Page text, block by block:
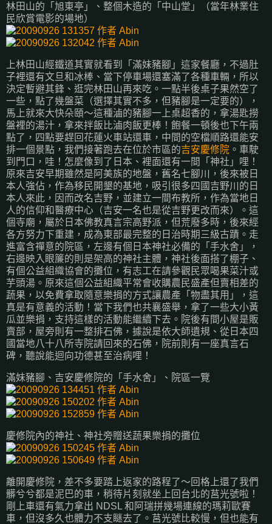
林田山的「旭東亭」、整個木造的「中山堂」（當年林業住
民欣賞電影的場地）
上林田山經鐵道其實就看到「滿妹豬腳」這家餐廳，不過肚
子裡還有文旦和冰棒、當下停車場還塞滿了各種車輛，所以
決定暫避其鋒、逛完林田山再來吃。一點半後桌子果然空了
一些，點了幾盤菜（選擇其實不多，但豬腳是一定要的），
馬上就來大快朵頤～這種滷的豬腳一上桌超香的，拿湯匙撈
盤裡的湯汁，拿來拌飯比滷肉飯更棒！飽餐一頓後也下午兩
點了，四點要趕回花蓮火車站還車，中間的空檔順路還能安
排一個景點，我們接著跑去在位於市區的吉安慶修院 。車駛
到門口，哇！怎麼像到了日本、裡面還有一間「神社」哩！
原來吉安早期雖然是阿美族的地盤，舊名七腳川，後來被日
本人強佔，作為移民開墾的基地，吸引很多四國吉野川的日
本人來此，因而改名吉野，並建立一間布教所，作為當地日
人的信仰和醫療中心（吉安一名也是從吉野更改而來）。這
個寺廟，屬於日本佛教真言宗高野派，但荒廢多時，後來經
各方努力下重建，成為東部最完整的日治時期三級古蹟。走
進富含禪意的院區，左邊有個日本神社必備的「手水舍」，
右邊映入眼簾的則是架高的神社主體，神社後面搭了棚子、
有個公益組織協會的攤位，有志工在請參觀民眾喝果菜汁或
芋頭湯。原來這個公益組織平常會收購農民盛產但賣相差的
蔬果，以免費拿取隨意樂捐的方式讓農產「物盡其用」，這
真是有意義的活動！當下我們也共襄盛舉，拿了一些大小黃
瓜並樂捐，支持這樣的活動能繼續下去。院後有間小屋是販
賣部，屋旁則有一整排石佛，據說是依大師遺規、從日本四
國當地八十八所寺院請回來的石佛，院前則有一座真言石
碑，聽說能迴向功德甚至治病哩！
滿妹豬腳、吉安慶修院的「手水舍」、院區一覽
慶修院內的神社、神社旁贈送蔬果樂捐的攤位
離開慶修院，差不多要踏上返家的路程了～回格上還了我們
髒兮兮都是泥巴的車，稍待片刻就坐上回台北的莒光號啦！
剛上車還有氣力拿出 NDSL 和阿瑞拼幾場連線的瑪莉歐賽
車，但沒多久也體力不支瞇去了。莒光號比較慢，但也能有